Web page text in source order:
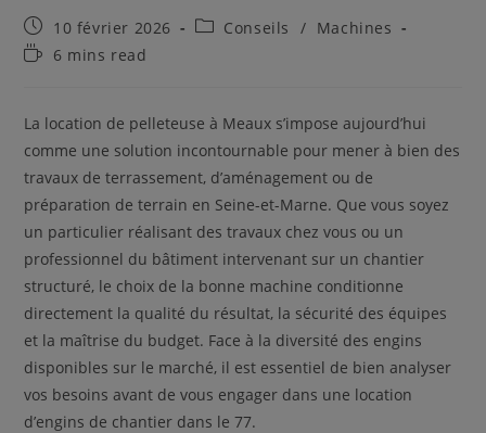
Publication
publiée :
10 février 2026
PostConseils / Machines
Temps6 mins read
La location de pelleteuse à Meaux s’impose aujourd’hui
comme une solution incontournable pour mener à bien des
travaux de terrassement, d’aménagement ou de
préparation de terrain en Seine-et-Marne. Que vous soyez
un particulier réalisant des travaux chez vous ou un
professionnel du bâtiment intervenant sur un chantier
structuré, le choix de la bonne machine conditionne
directement la qualité du résultat, la sécurité des équipes
et la maîtrise du budget. Face à la diversité des engins
disponibles sur le marché, il est essentiel de bien analyser
vos besoins avant de vous engager dans une location
d’engins de chantier dans le 77.